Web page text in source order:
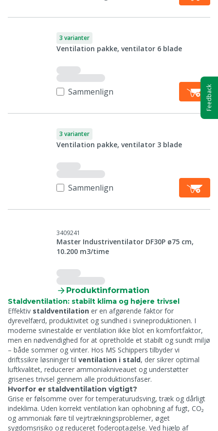
3 varianter
Ventilation pakke, ventilator 6 blade
Sammenlign
3 varianter
Ventilation pakke, ventilator 3 blade
Sammenlign
3409241
Master Industriventilator DF30P ø75 cm,
10.200 m3/time
Produktinformation
Staldventilation: stabilt klima og højere trivsel
Effektiv staldventilation er en afgørende faktor for
dyrevelfærd, produktivitet og sundhed i svineproduktionen. I
moderne svinestalde er ventilation ikke blot en komfortfaktor,
men en nødvendighed for at opretholde et stabilt og sundt miljø
– både sommer og vinter. Hos MS Schippers tilbyder vi
driftssikre løsninger til ventilation i stald, der sikrer optimal
luftkvalitet, reducerer ammoniakniveauet og understøtter
grisenes trivsel gennem alle produktionsfaser.
Hvorfor er staldventilation vigtigt?
Grise er følsomme over for temperaturudsving, træk og dårligt
indeklima. Uden korrekt ventilation kan ophobning af fugt, CO₂
og ammoniak føre til vejrtrækningsproblemer, øget
sygdomsrisiko og reduceret foderoptagelse. Ved hjælp af
Feedback